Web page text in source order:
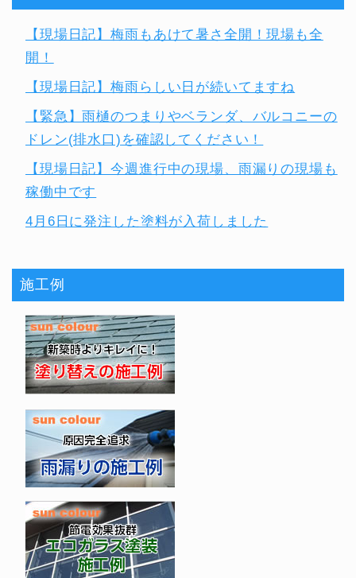
【現場日記】梅雨もあけて暑さ全開！現場も全
開！
【現場日記】梅雨らしい日が続いてますね
【緊急】雨樋のつまりやベランダ、バルコニーの
ドレン(排水口)を確認してください！
【現場日記】今週進行中の現場、雨漏りの現場も
稼働中です
4月6日に発注した塗料が入荷しました
施工例